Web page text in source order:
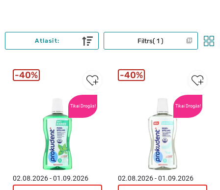
Filtrs 1
Atlasīt:
Tikai Drogās!
02.08.2026 - 01.09.2026
40%
Tikai Drogās!
02.08.2026 - 01.09.2026
40%